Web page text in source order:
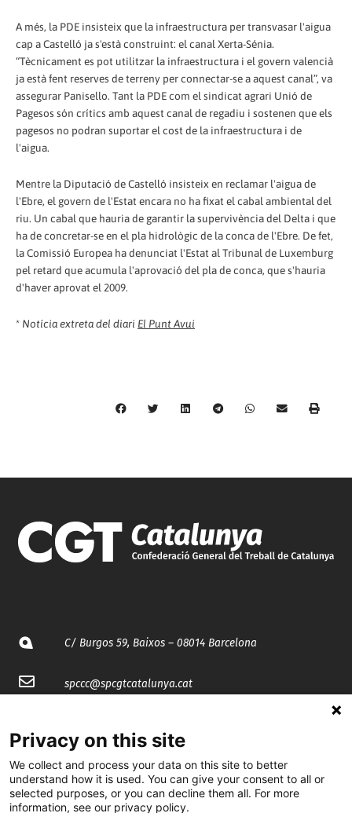
A més, la PDE insisteix que la infraestructura per transvasar l'aigua
cap a Castelló ja s'està construint: el canal Xerta-Sénia.
“Tècnicament es pot utilitzar la infraestructura i el govern valencià
ja està fent reserves de terreny per connectar-se a aquest canal”, va
assegurar Panisello. Tant la PDE com el sindicat agrari Unió de
Pagesos són crítics amb aquest canal de regadiu i sostenen que els
pagesos no podran suportar el cost de la infraestructura i de
l'aigua.
Mentre la Diputació de Castelló insisteix en reclamar l'aigua de
l'Ebre, el govern de l'Estat encara no ha fixat el cabal ambiental del
riu. Un cabal que hauria de garantir la supervivència del Delta i que
ha de concretar-se en el pla hidrològic de la conca de l'Ebre. De fet,
la Comissió Europea ha denunciat l'Estat al Tribunal de Luxemburg
pel retard que acumula l'aprovació del pla de conca, que s'hauria
d'haver aprovat el 2009.
* Notícia extreta del diari El Punt Avui
C/ Burgos 59, Baixos – 08014 Barcelona
spccc@spcgtcatalunya.cat
@CGTCatalunya
cgtcatalunya
Privacy on this site
We collect and process your data on this site to better
understand how it is used. You can give your consent to all or
selected purposes, or you can decline them all. For more
information, see our privacy policy.